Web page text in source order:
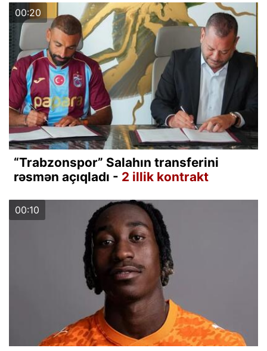
00:20
“Trabzonspor” Salahın transferini
rəsmən açıqladı - 2 illik kontrakt
00:10